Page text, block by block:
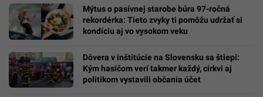
Mýtus o pasívnej starobe búra 97-ročná
rekordérka: Tieto zvyky ti pomôžu udržať si
kondíciu aj vo vysokom veku
Dôvera v inštitúcie na Slovensku sa štiepi:
Kým hasičom verí takmer každý, cirkvi aj
politikom vystavili občania účet